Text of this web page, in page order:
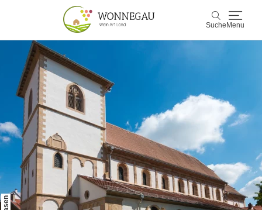
Suche Menu
Entdecken & Erleben
Wein & Genuss
Kultur & Events
Buchen & Service